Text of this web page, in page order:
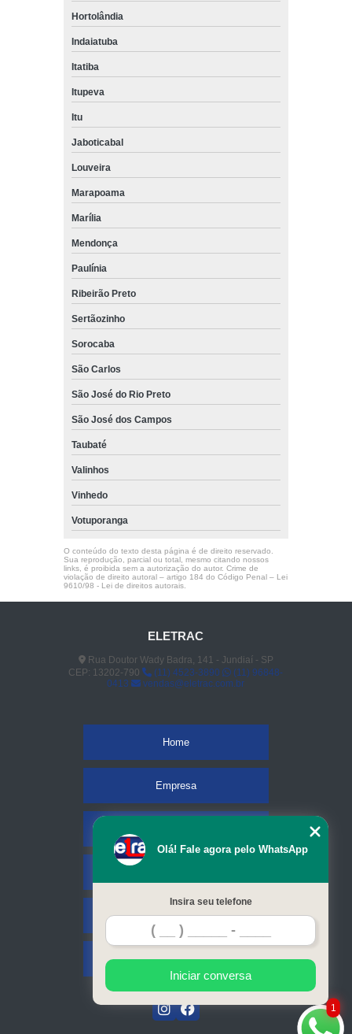
Hortolândia
Indaiatuba
Itatiba
Itupeva
Itu
Jaboticabal
Louveira
Marapoama
Marília
Mendonça
Paulínia
Ribeirão Preto
Sertãozinho
Sorocaba
São Carlos
São José do Rio Preto
São José dos Campos
Taubaté
Valinhos
Vinhedo
Votuporanga
O conteúdo do texto desta página é de direito reservado.
Sua reprodução, parcial ou total, mesmo citando nossos
links, é proibida sem a autorização do autor. Crime de
violação de direito autoral – artigo 184 do Código Penal – Lei
9610/98 - Lei de direitos autorais.
ELETRAC
Rua Doutor Wady Badra, 141 - Jundiaí - SP
CEP: 13202-790
(11) 4523-3890
(11) 96848-
0413
vendas@eletrac.com.br
Home
Empresa
Contato
Mapa do site
1
Olá! Fale agora pelo WhatsApp
Insira seu telefone
Iniciar conversa